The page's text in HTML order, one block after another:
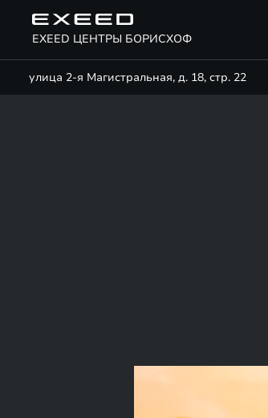
EXEED ЦЕНТРЫ БОРИСХОФ
улица 2-я Магистральная, д. 18, стр. 22